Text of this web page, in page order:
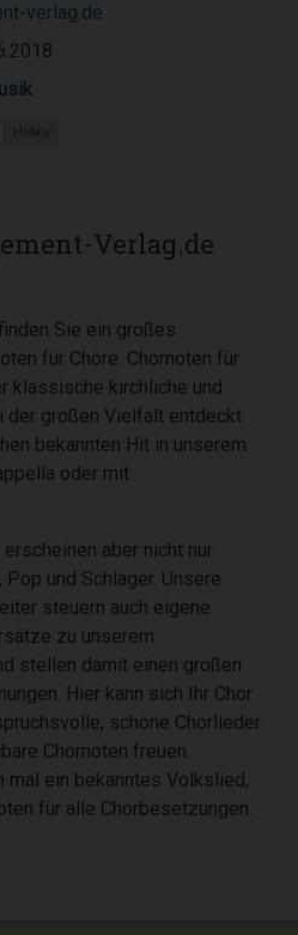
verlag.de
Hobby
Verlag.de
Sie ein großes
für Chöre. Chornoten für
klassische kirchliche und
der großen Vielfalt entdeckt
bekannten Hit in unserem
oder mit
aber nicht nur
und Schlager. Unsere
steuern auch eigene
zu unserem
stellen damit einen großen
Hier kann sich Ihr Chor
schöne Chorlieder
Chornoten freuen.
mal ein bekanntes Volkslied,
für alle Chorbesetzungen.